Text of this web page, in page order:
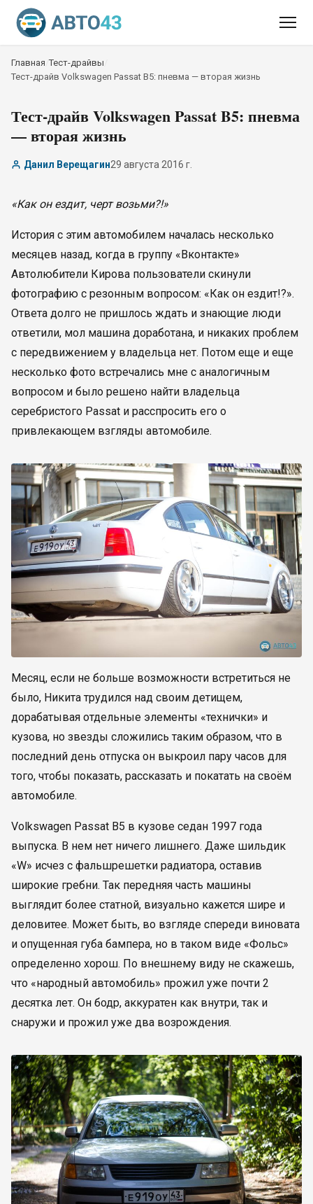
Главная /Тест-драйвы
Тест-драйв Volkswagen Passat B5: пневма — вторая жизнь
Тест-драйв Volkswagen Passat B5: пневма
— вторая жизнь
Данил Верещагин29 августа 2016 г.
«Как он ездит, черт возьми?!»
История с этим автомобилем началась несколько
месяцев назад, когда в группу «Вконтакте»
Автолюбители Кирова пользователи скинули
фотографию с резонным вопросом: «Как он ездит!?».
Ответа долго не пришлось ждать и знающие люди
ответили, мол машина доработана, и никаких проблем
с передвижением у владельца нет. Потом еще и еще
несколько фото встречались мне с аналогичным
вопросом и было решено найти владельца
серебристого Passat и расспросить его о
привлекающем взгляды автомобиле.
Месяц, если не больше возможности встретиться не
было, Никита трудился над своим детищем,
дорабатывая отдельные элементы «технички» и
кузова, но звезды сложились таким образом, что в
последний день отпуска он выкроил пару часов для
того, чтобы показать, рассказать и покатать на своём
автомобиле.
Volkswagen Passat B5 в кузове седан 1997 года
выпуска. В нем нет ничего лишнего. Даже шильдик
«W» исчез с фальшрешетки радиатора, оставив
широкие гребни. Так передняя часть машины
выглядит более статной, визуально кажется шире и
деловитее. Может быть, во взгляде спереди виновата
и опущенная губа бампера, но в таком виде «Фольс»
определенно хорош. По внешнему виду не скажешь,
что «народный автомобиль» прожил уже почти 2
десятка лет. Он бодр, аккуратен как внутри, так и
снаружи и прожил уже два возрождения.